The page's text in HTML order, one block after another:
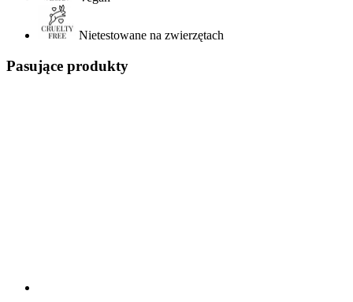
Nietestowane na zwierzętach
Pasujące produkty